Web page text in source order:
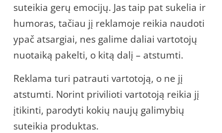
suteikia gerų emocijų. Jas taip pat sukelia ir
humoras, tačiau jį reklamoje reikia naudoti
ypač atsargiai, nes galime daliai vartotojų
nuotaiką pakelti, o kitą dalį – atstumti.
Reklama turi patrauti vartotoją, o ne jį
atstumti. Norint privilioti vartotoją reikia jį
įtikinti, parodyti kokių naujų galimybių
suteikia produktas.